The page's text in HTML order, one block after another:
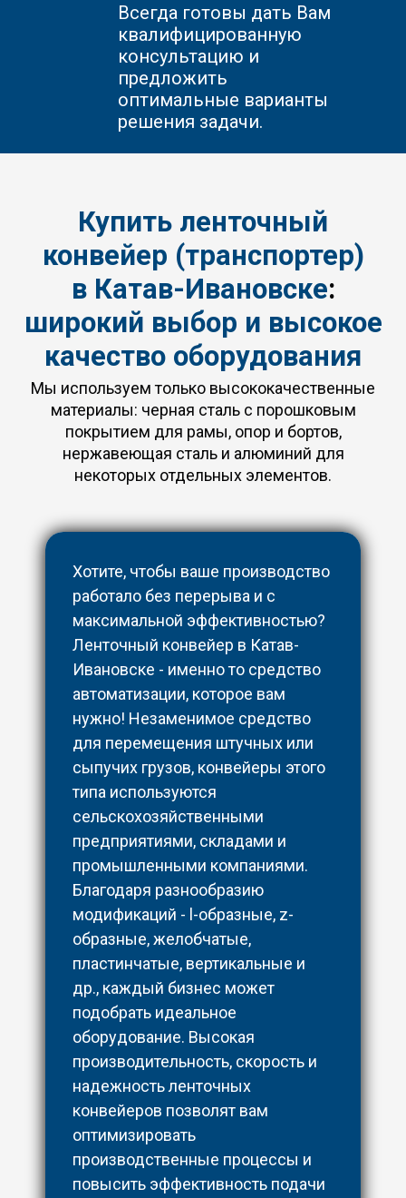
Всегда готовы дать Вам
квалифицированную
консультацию и
предложить
оптимальные варианты
решения задачи.
Купить ленточный
конвейер (транспортер)
в Катав-Ивановске:
широкий выбор и высокое
качество оборудования
Мы используем только высококачественные
материалы: черная сталь с порошковым
покрытием для рамы, опор и бортов,
нержавеющая сталь и алюминий для
некоторых отдельных элементов.
Хотите, чтобы ваше производство
работало без перерыва и с
максимальной эффективностью?
Ленточный конвейер в Катав-
Ивановске - именно то средство
автоматизации, которое вам
нужно! Незаменимое средство
для перемещения штучных или
сыпучих грузов, конвейеры этого
типа используются
сельскохозяйственными
предприятиями, складами и
промышленными компаниями.
Благодаря разнообразию
модификаций - l-образные, z-
образные, желобчатые,
пластинчатые, вертикальные и
др., каждый бизнес может
подобрать идеальное
оборудование. Высокая
производительность, скорость и
надежность ленточных
конвейеров позволят вам
оптимизировать
производственные процессы и
повысить эффективность подачи